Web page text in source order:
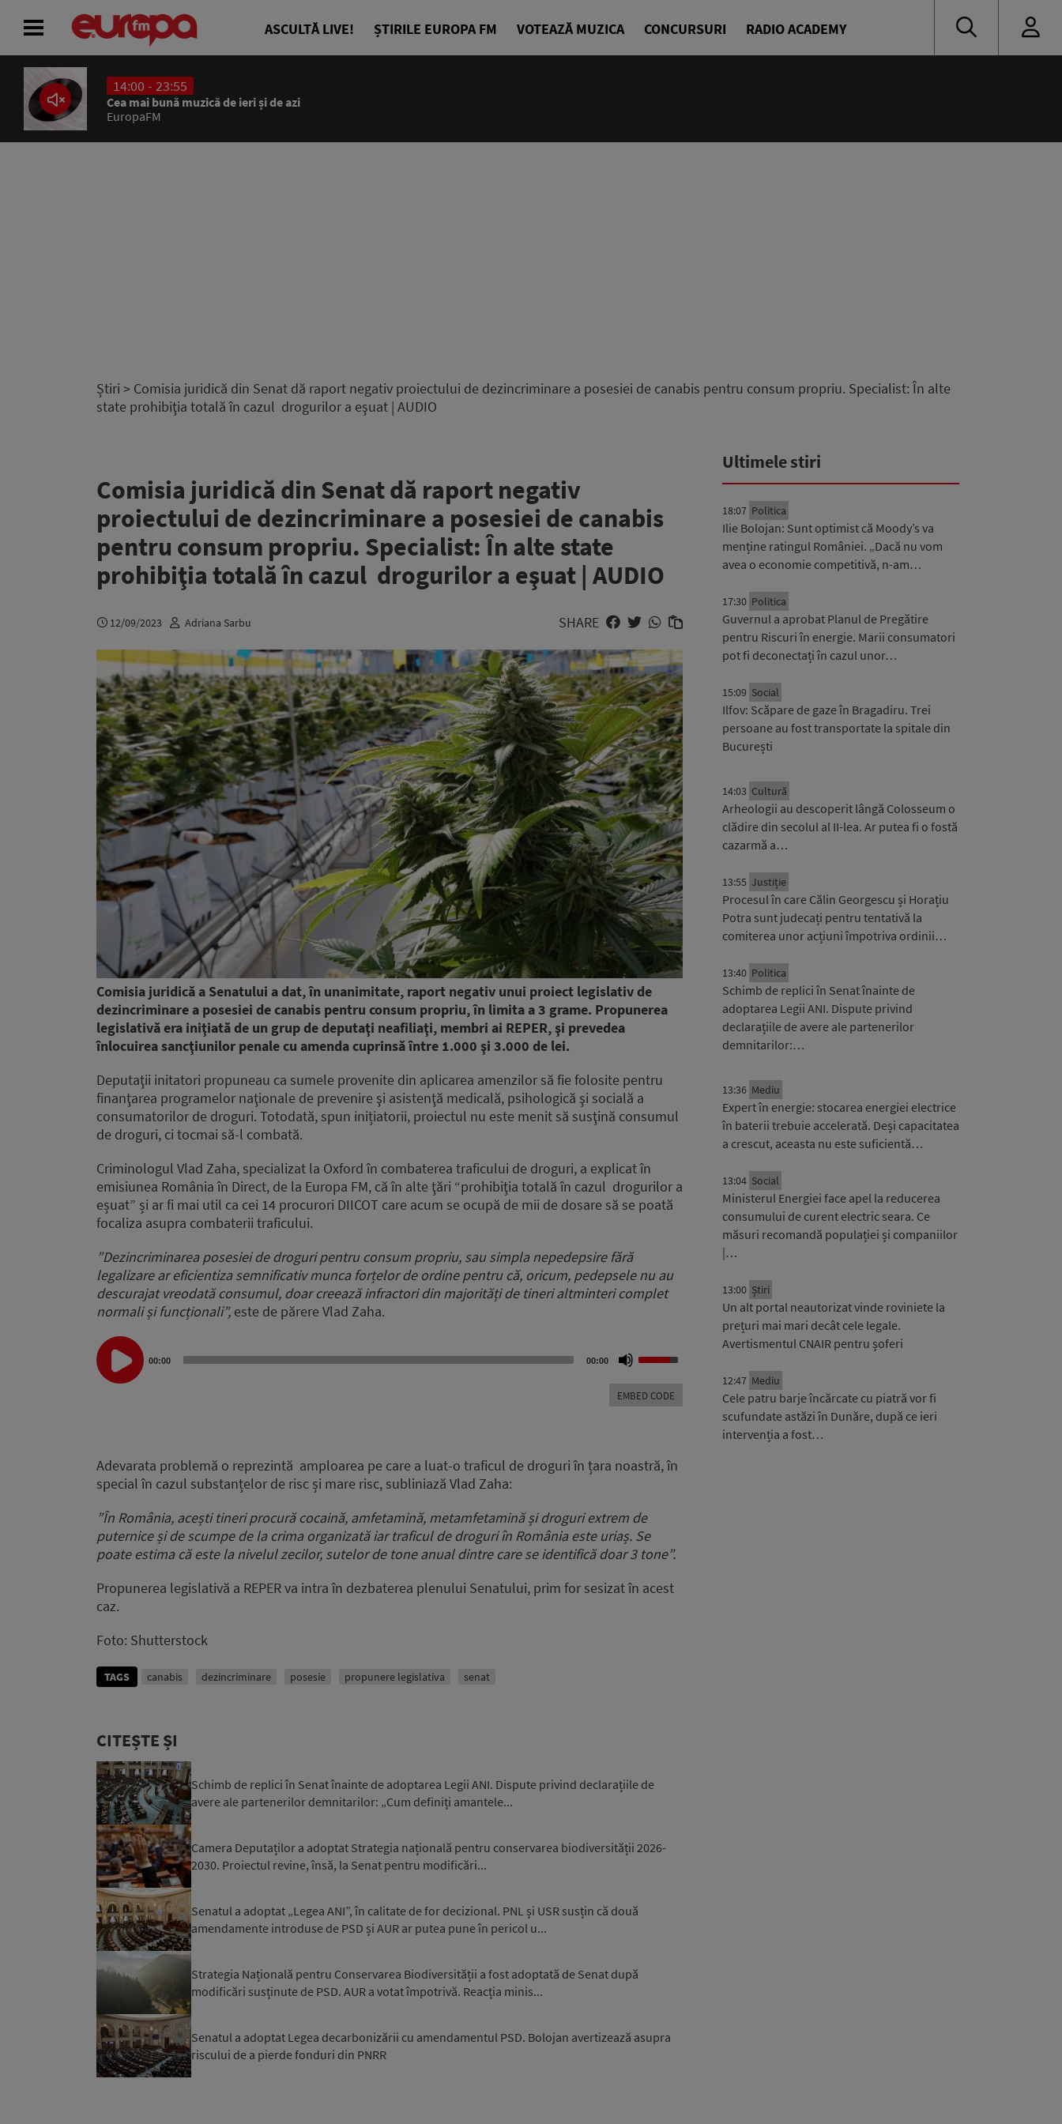
ASCULTĂ LIVE! ȘTIRILE EUROPA FM VOTEAZĂ MUZICA CONCURSURI RADIO ACADEMY
14:00 - 23:55
Cea mai bună muzică de ieri și de azi
EuropaFM
Știri > Comisia juridică din Senat dă raport negativ proiectului de dezincriminare a posesiei de canabis pentru consum propriu. Specialist: În alte
state prohibiţia totală în cazul drogurilor a eşuat | AUDIO
Comisia juridică din Senat dă raport negativ
proiectului de dezincriminare a posesiei de canabis
pentru consum propriu. Specialist: În alte state
prohibiţia totală în cazul drogurilor a eşuat | AUDIO
12/09/2023 Adriana Sarbu SHARE
Comisia juridică a Senatului a dat, în unanimitate, raport negativ unui proiect legislativ de
dezincriminare a posesiei de canabis pentru consum propriu, în limita a 3 grame. Propunerea
legislativă era iniţiată de un grup de deputaţi neafiliaţi, membri ai REPER, şi prevedea
înlocuirea sancţiunilor penale cu amenda cuprinsă între 1.000 şi 3.000 de lei.
Deputaţii initatori propuneau ca sumele provenite din aplicarea amenzilor să fie folosite pentru
finanţarea programelor naţionale de prevenire şi asistenţă medicală, psihologică şi socială a
consumatorilor de droguri. Totodată, spun inițiatorii, proiectul nu este menit să susţină consumul
de droguri, ci tocmai să-l combată.
Criminologul Vlad Zaha, specializat la Oxford în combaterea traficului de droguri, a explicat în
emisiunea România în Direct, de la Europa FM, că în alte ţări “prohibiţia totală în cazul drogurilor a
eșuat” și ar fi mai util ca cei 14 procurori DIICOT care acum se ocupă de mii de dosare să se poată
focaliza asupra combaterii traficului.
”Dezincriminarea posesiei de droguri pentru consum propriu, sau simpla nepedepsire fără
legalizare ar eficientiza semnificativ munca forțelor de ordine pentru că, oricum, pedepsele nu au
descurajat vreodată consumul, doar creează infractori din majorități de tineri altminteri complet
normali și funcționali”, este de părere Vlad Zaha.
Audio
Player
00:00 00:00
Up/Down
keys
decrease
EMBED CODE
Adevarata problemă o reprezintă amploarea pe care a luat-o traficul de droguri în țara noastră, în
special în cazul substanțelor de risc și mare risc, subliniază Vlad Zaha:
”În România, acești tineri procură cocaină, amfetamină, metamfetamină și droguri extrem de
puternice și de scumpe de la crima organizată iar traficul de droguri în România este uriaș. Se
poate estima că este la nivelul zecilor, sutelor de tone anual dintre care se identifică doar 3 tone”.
Propunerea legislativă a REPER va intra în dezbaterea plenului Senatului, prim for sesizat în acest
caz.
Foto: Shutterstock
TAGS canabis dezincriminare posesie propunere legislativa senat
CITEȘTE ȘI
Schimb de replici în Senat înainte de adoptarea Legii ANI. Dispute privind declarațiile de
avere ale partenerilor demnitarilor: „Cum definiți amantele...
Camera Deputaților a adoptat Strategia națională pentru conservarea biodiversității 2026-
2030. Proiectul revine, însă, la Senat pentru modificări...
Senatul a adoptat „Legea ANI”, în calitate de for decizional. PNL și USR susțin că două
amendamente introduse de PSD și AUR ar putea pune în pericol u...
Strategia Națională pentru Conservarea Biodiversității a fost adoptată de Senat după
modificări susținute de PSD. AUR a votat împotrivă. Reacția minis...
Senatul a adoptat Legea decarbonizării cu amendamentul PSD. Bolojan avertizează asupra
riscului de a pierde fonduri din PNRR
Ultimele stiri
18:07 Politica
Ilie Bolojan: Sunt optimist că Moody’s va
menține ratingul României. „Dacă nu vom
avea o economie competitivă, n-am…
17:30 Politica
Guvernul a aprobat Planul de Pregătire
pentru Riscuri în energie. Marii consumatori
pot fi deconectați în cazul unor…
15:09 Social
Ilfov: Scăpare de gaze în Bragadiru. Trei
persoane au fost transportate la spitale din
București
14:03 Cultură
Arheologii au descoperit lângă Colosseum o
clădire din secolul al II-lea. Ar putea fi o fostă
cazarmă a…
13:55 Justiție
Procesul în care Călin Georgescu și Horațiu
Potra sunt judecați pentru tentativă la
comiterea unor acțiuni împotriva ordinii…
13:40 Politica
Schimb de replici în Senat înainte de
adoptarea Legii ANI. Dispute privind
declarațiile de avere ale partenerilor
demnitarilor:…
13:36 Mediu
Expert în energie: stocarea energiei electrice
în baterii trebuie accelerată. Deși capacitatea
a crescut, aceasta nu este suficientă…
13:04 Social
Ministerul Energiei face apel la reducerea
consumului de curent electric seara. Ce
măsuri recomandă populației și companiilor
|…
13:00 Știri
Un alt portal neautorizat vinde roviniete la
prețuri mai mari decât cele legale.
Avertismentul CNAIR pentru șoferi
12:47 Mediu
Cele patru barje încărcate cu piatră vor fi
scufundate astăzi în Dunăre, după ce ieri
intervenția a fost…
ACASĂ
ȘTIRI